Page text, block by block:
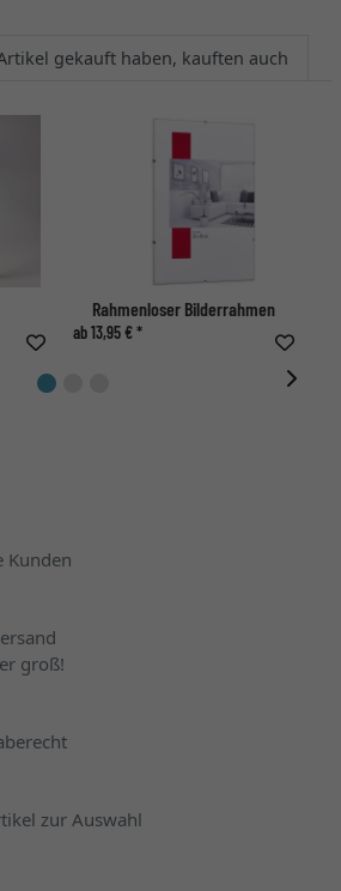
gekauft haben, kauften auch
Rahmenloser Bilderrahmen
ab 13,95 € *
Kunden
groß!
zur Auswahl